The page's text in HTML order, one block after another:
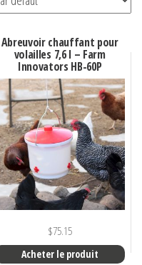
Abreuvoir chauffant pour
volailles 7,6 l – Farm
Innovators HB-60P
$75.15
Acheter le produit